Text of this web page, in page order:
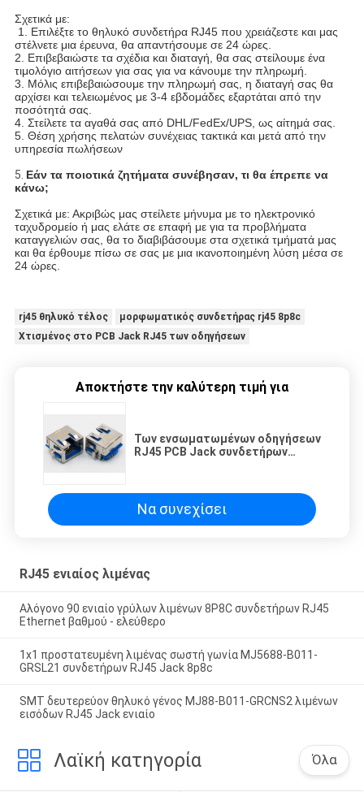
Σχετικά με:
1. Επιλέξτε το θηλυκό συνδετήρα RJ45 που χρειάζεστε και μας
στέλνετε μια έρευνα, θα απαντήσουμε σε 24 ώρες.
2. Επιβεβαιώστε τα σχέδια και διαταγή, θα σας στείλουμε ένα
τιμολόγιο αιτήσεων για σας για να κάνουμε την πληρωμή.
3. Μόλις επιβεβαιώσουμε την πληρωμή σας, η διαταγή σας θα
αρχίσει και τελειωμένος με 3-4 εβδομάδες εξαρτάται από την
ποσότητά σας.
4. Στείλετε τα αγαθά σας από DHL/FedEx/UPS, ως αίτημά σας.
5. Θέση χρήσης πελατών συνέχειας τακτικά και μετά από την
υπηρεσία πωλήσεων
5. Εάν τα ποιοτικά ζητήματα συνέβησαν, τι θα έπρεπε να
κάνω;
Σχετικά με: Ακριβώς μας στείλετε μήνυμα με το ηλεκτρονικό
ταχυδρομείο ή μας ελάτε σε επαφή με για τα προβλήματα
καταγγελιών σας, θα το διαβιβάσουμε στα σχετικά τμήματά μας
και θα έρθουμε πίσω σε σας με μια ικανοποιημένη λύση μέσα σε
24 ώρες.
rj45 θηλυκό τέλος
μορφωματικός συνδετήρας rj45 8p8c
Χτισμένος στο PCB Jack RJ45 των οδηγήσεων
Αποκτήστε την καλύτερη τιμή για
Των ενσωματωμένων οδηγήσεων
RJ45 PCB Jack συνδετήρων
Να συνεχίσει
RJ45 ενιαίος λιμένας
Αλόγονο 90 ενιαίο γρύλων λιμένων 8P8C συνδετήρων RJ45
Ethernet βαθμού - ελεύθερο
1x1 προστατευμένη λιμένας σωστή γωνία MJ5688-B011-
GRSL21 συνδετήρων RJ45 Jack 8p8c
SMT δευτερεύον θηλυκό γένος MJ88-B011-GRCNS2 λιμένων
εισόδων RJ45 Jack ενιαίο
Λαϊκή κατηγορία Όλα